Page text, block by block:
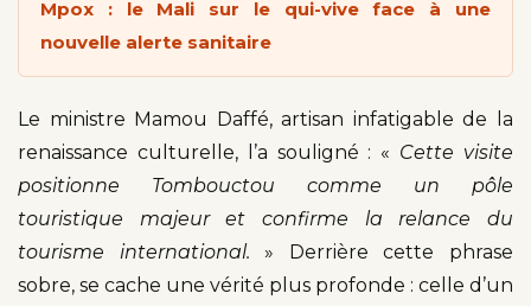
Mpox : le Mali sur le qui-vive face à une
nouvelle alerte sanitaire
Le ministre Mamou Daffé, artisan infatigable de la
renaissance culturelle, l’a souligné : « Cette visite
positionne Tombouctou comme un pôle
touristique majeur et confirme la relance du
tourisme international. » Derrière cette phrase
sobre, se cache une vérité plus profonde : celle d’un